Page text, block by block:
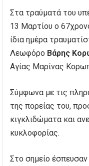
Στα τραύματά του
13 Μαρτίου ο
ίδια ημέρα
Λεωφόρο Βάρης
Αγίας Μαρίνας
Σύμφωνα με τις
της πορείας του,
κιγκλιδώματα και
κυκλοφορίας.
Στο σημείο